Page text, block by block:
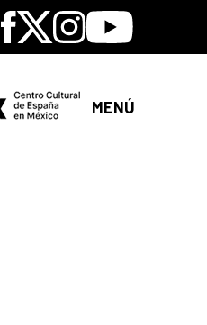
Facebook
X Instagram
Youtube
MENÚ